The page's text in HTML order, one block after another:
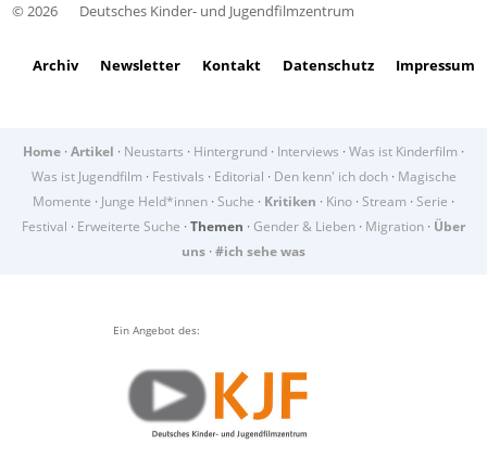
© 2026 Deutsches Kinder- und Jugendfilmzentrum
Archiv Newsletter Kontakt Datenschutz Impressum
Home · Artikel · Neustarts · Hintergrund · Interviews · Was ist Kinderfilm ·
Was ist Jugendfilm · Festivals · Editorial · Den kenn' ich doch· Magische
Momente · Junge Held*innen · Suche · Kritiken · Kino · Stream · Serie ·
Festival · Erweiterte Suche · Themen · Gender & Lieben · Migration · Über
uns · #ich sehe was
Ein Angebot des: